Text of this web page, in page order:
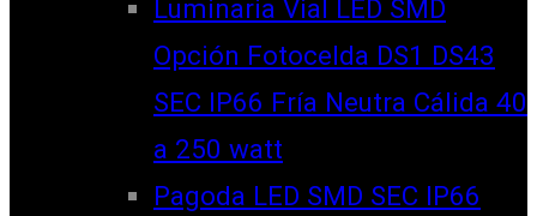
Luminaria Vial LED SMD
Opción Fotocelda DS1 DS43
SEC IP66 Fría Neutra Cálida 40
a 250 watt
Pagoda LED SMD SEC IP66